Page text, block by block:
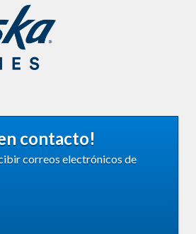
contacto!
correos electrónicos de